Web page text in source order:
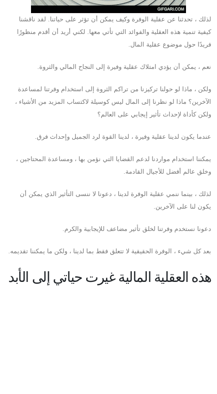
لذلك ، تحدثنا عن عقلية الوفرة وكيف يمكن أن تؤثر على حياتنا. لقد ناقشنا
كيفية تنمية هذه العقلية والفوائد التي تأتي معها. لكني أريد أن أقدم منظورًا
فريدًا حول موضوع عقلية المال.
نعم ، يمكن أن يؤدي امتلاك عقلية وفيرة إلى النجاح المالي والثروة.
ولكن ، ماذا لو حولنا تركيزنا من تراكم الثروة إلى استخدام وفرتنا لمساعدة
الآخرين؟ ماذا لو نظرنا إلى المال ليس كوسيلة لاكتساب المزيد من الأشياء ،
ولكن كأداة لإحداث تأثير إيجابي على العالم؟
عندما يكون لدينا عقلية وفيرة ، لدينا القوة لرد الجميل وإحداث فرق.
يمكننا استخدام مواردنا لدعم القضايا التي نؤمن بها ، ومساعدة المحتاجين ،
وخلق عالم أفضل للأجيال القادمة.
لذلك ، بينما ننمي عقلية الوفرة لدينا ، دعونا لا ننسى التأثير الذي يمكن أن
يكون لنا على الآخرين.
دعونا نستخدم وفرتنا لخلق تأثير مضاعف للإيجابية والكرم.
بعد كل شيء ، الوفرة الحقيقية لا تتعلق فقط بما لدينا ، ولكن ما يمكننا تقديمه.
هذه العقلية المالية غيرت حياتي إلى الأبد